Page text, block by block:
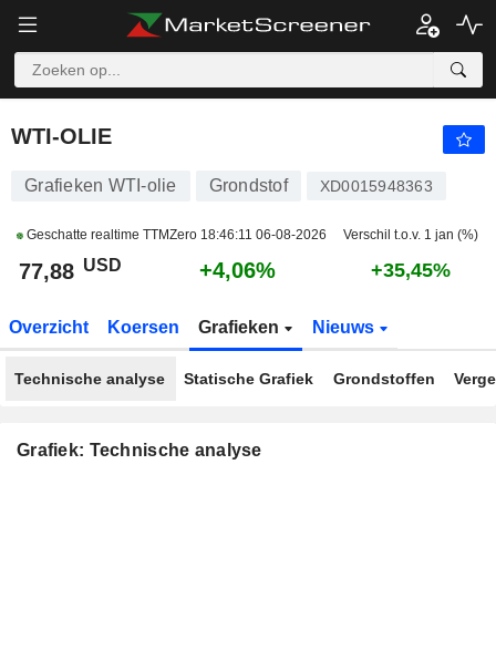
WTI-OLIE
WTI-OLIE
Grafieken WTI-olie Grondstof XD0015948363
Geschatte realtime TTMZero 18:46:11 06-08-2026 Verschil t.o.v. 1 jan (%)
77,88 USD +4,06% +35,45%
Overzicht Koersen Grafieken Nieuws
Technische analyse Statische Grafiek Grondstoffen
Grafiek: Technische analyse